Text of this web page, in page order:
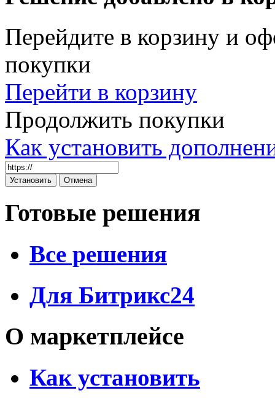
Перейдите в корзину и
покупки
Перейти в корзину
Продолжить покупки
Как установить
Готовые решения
Все решения
Для Битрикс24
О маркетплейсе
Как установить